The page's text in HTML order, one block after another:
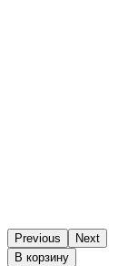
Previous
Next
В корзину